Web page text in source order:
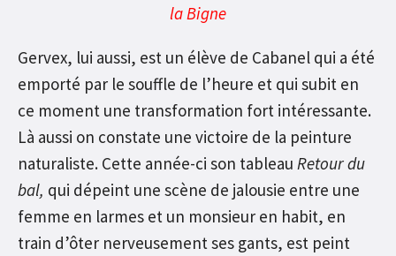
la Bigne
Gervex, lui aussi, est un élève de Cabanel qui a été
emporté par le souffle de l’heure et qui subit en
ce moment une transformation fort intéressante.
Là aussi on constate une victoire de la peinture
naturaliste. Cette année-ci son tableau Retour du
bal, qui dépeint une scène de jalousie entre une
femme en larmes et un monsieur en habit, en
train d’ôter nerveusement ses gants, est peint